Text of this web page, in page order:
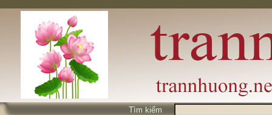
Tìm kiếm